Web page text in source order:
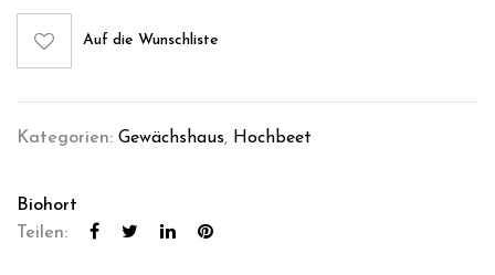
Auf die Wunschliste
Kategorien: Gewächshaus, Hochbeet
Biohort
Teilen: